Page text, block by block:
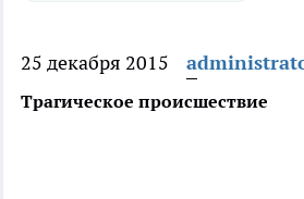
25 декабря 2015
Трагическое происшествие